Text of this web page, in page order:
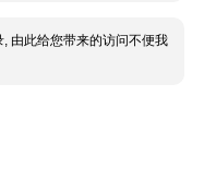
由此给您带来的访问不便我